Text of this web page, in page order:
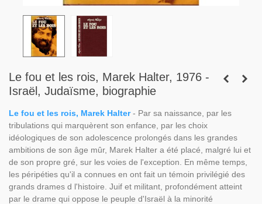
Le fou et les rois, Marek Halter, 1976 -
Israël, Judaïsme, biographie
Le fou et les rois, Marek Halter- Par sa naissance, par les
tribulations qui marquèrent son enfance, par les choix
idéologiques de son adolescence prolongés dans les grandes
ambitions de son âge mûr, Marek Halter a été placé, malgré lui et
de son propre gré, sur les voies de l'exception. En même temps,
les péripéties qu'il a connues en ont fait un témoin privilégié des
grands drames d l'histoire. Juif et militant, profondément atteint
par le drame qui oppose le peuple d'Israël à la minorité